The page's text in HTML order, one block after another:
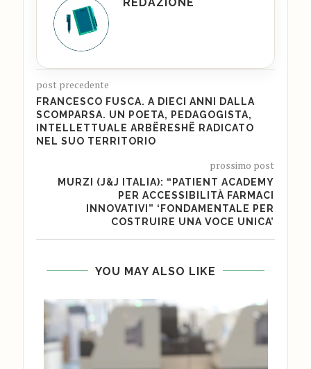
post precedente
FRANCESCO FUSCA. A DIECI ANNI DALLA
SCOMPARSA. UN POETA, PEDAGOGISTA,
INTELLETTUALE ARBËRESHË RADICATO
NEL SUO TERRITORIO
prossimo post
MURZI (J&J ITALIA): “PATIENT ACADEMY
PER ACCESSIBILITÀ FARMACI
INNOVATIVI” ‘FONDAMENTALE PER
COSTRUIRE UNA VOCE UNICA’
YOU MAY ALSO LIKE